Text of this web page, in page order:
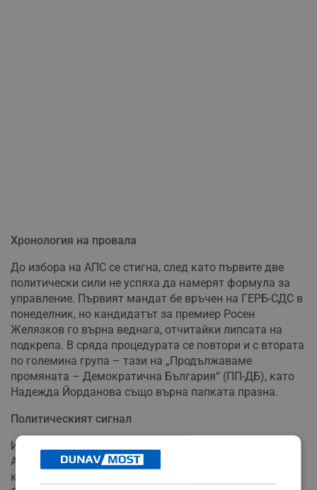
Хронология на провала
До избора на АПС се стигна, след като първите две
политически сили не успяха да намерят формула за
управление. Първият мандат бе връчен на ГЕРБ-СДС в
понеделник, но кандидатът за премиер Росен
Желязков го върна веднага, отчитайки липсата на
подкрепа. В сряда процедурата се повтори и с втората
по големина група – тази на „Продължаваме
промяната – Демократична България“ (ПП-ДБ), като
Надежда Йорданова също върна папката празна.
Политическият сигнал
Изборът на Радев да връчи третия мандат именно на
АПС, а не на „Възраждане“, БСП или ИТН, се разчита
като тактически ход в сложния политически пъзел.